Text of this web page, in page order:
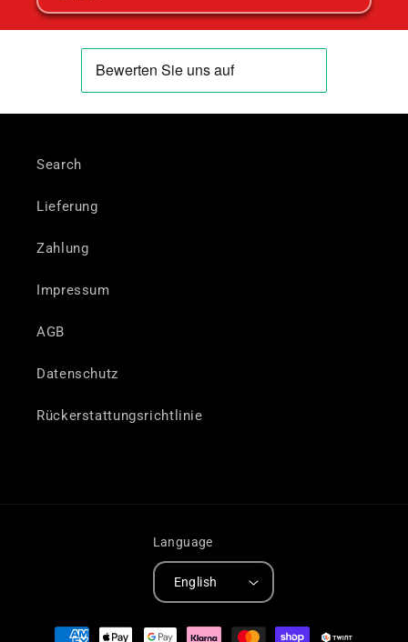
Search
Lieferung
Zahlung
Impressum
AGB
Datenschutz
Rückerstattungsrichtlinie
Language
English
Payment